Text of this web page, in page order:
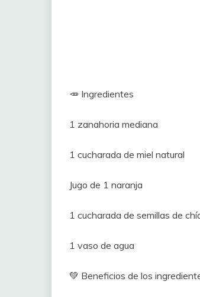
🥕 Ingredientes
1 zanahoria mediana
1 cucharada de miel natural
Jugo de 1 naranja
1 cucharada de semillas de
1 vaso de agua
💚 Beneficios de los